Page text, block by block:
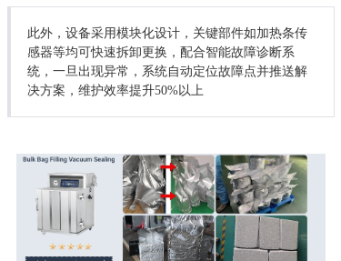
此外，设备采用模块化设计，关键部件如加热条传
感器等均可快速拆卸更换，配合智能故障诊断系
统，一旦出现异常，系统自动定位故障点并推送解
决方案，维护效率提升50%以上